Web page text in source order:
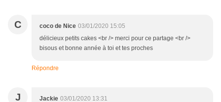
C coco de Nice 03/01/2020 15:05
délicieux petits cakes <br /> merci pour ce partage <br />
bisous et bonne année à toi et tes proches
Répondre
J Jackie 03/01/2020 13:31